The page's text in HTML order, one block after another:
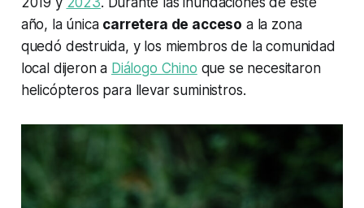
año, la única carretera de acceso a la zona
quedó destruida, y los miembros de la comunidad
local dijeron a Diálogo Chino que se necesitaron
helicópteros para llevar suministros.